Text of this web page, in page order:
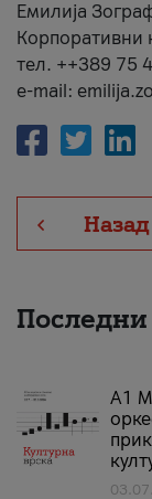
Емилија
Корпоративни
тел. ++389 75
e-mail:
Назад
А1